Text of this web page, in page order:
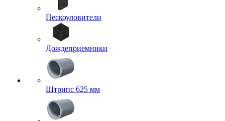
Пескоуловители
Дождеприемники
Штрипс 625 мм